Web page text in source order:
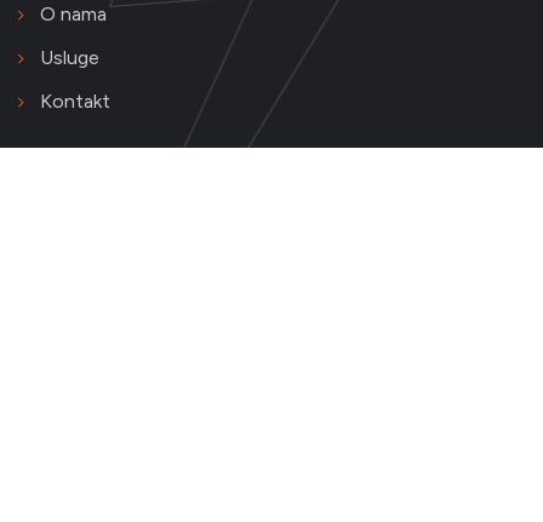
O nama
Usluge
Kontakt